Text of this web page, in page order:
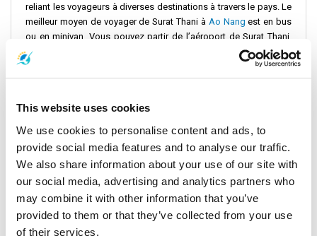
This website uses cookies
We use cookies to personalise content and ads, to
provide social media features and to analyse our traffic.
We also share information about your use of our site with
our social media, advertising and analytics partners who
may combine it with other information that you’ve
provided to them or that they’ve collected from your use
of their services.
reliant les voyageurs à diverses destinations à travers le pays. Le
meilleur moyen de voyager de Surat Thani à Ao Nang est en bus
ou en minivan. Vous pouvez partir de l’aéroport de Surat Thani,
de la gare ferroviaire de Surat Thani ou du centre-ville deSurat
Thani
. Plusieurs services de transport opèrent quotidiennement
sur cet itinéraire.
Le temps de trajet varie de 2 heures 30 minutes à 4 heures. Cela
dépend du type de transport, des conditions routières et des
éventuels arrêts en cours de route.
Pour ceux qui recherchent une option économique, le bus de
Surat Thani à Ao Nang est un choix abordable. Cependant, si
vous préférez un trajet plus rapide et plus confortable, les
minivans de Surat Thani à Ao Nang offrent un moyen de transport
plus rapide. Les prix des bus et des minivans varient entre 300